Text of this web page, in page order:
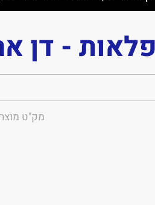
- דן
מק"ט מוצר: